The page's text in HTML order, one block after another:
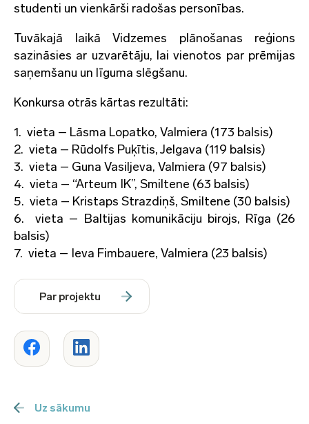
studenti un vienkārši radošas personības.
Tuvākajā laikā Vidzemes plānošanas reģions
sazināsies ar uzvarētāju, lai vienotos par prēmijas
saņemšanu un līguma slēgšanu.
Konkursa otrās kārtas rezultāti:
1. vieta – Lāsma Lopatko, Valmiera (173 balsis)
2. vieta – Rūdolfs Puķītis, Jelgava (119 balsis)
3. vieta – Guna Vasiljeva, Valmiera (97 balsis)
4. vieta – “Arteum IK”, Smiltene (63 balsis)
5. vieta – Kristaps Strazdiņš, Smiltene (30 balsis)
6. vieta – Baltijas komunikāciju birojs, Rīga (26
balsis)
7. vieta – Ieva Fimbauere, Valmiera (23 balsis)
Par projektu
Uz sākumu